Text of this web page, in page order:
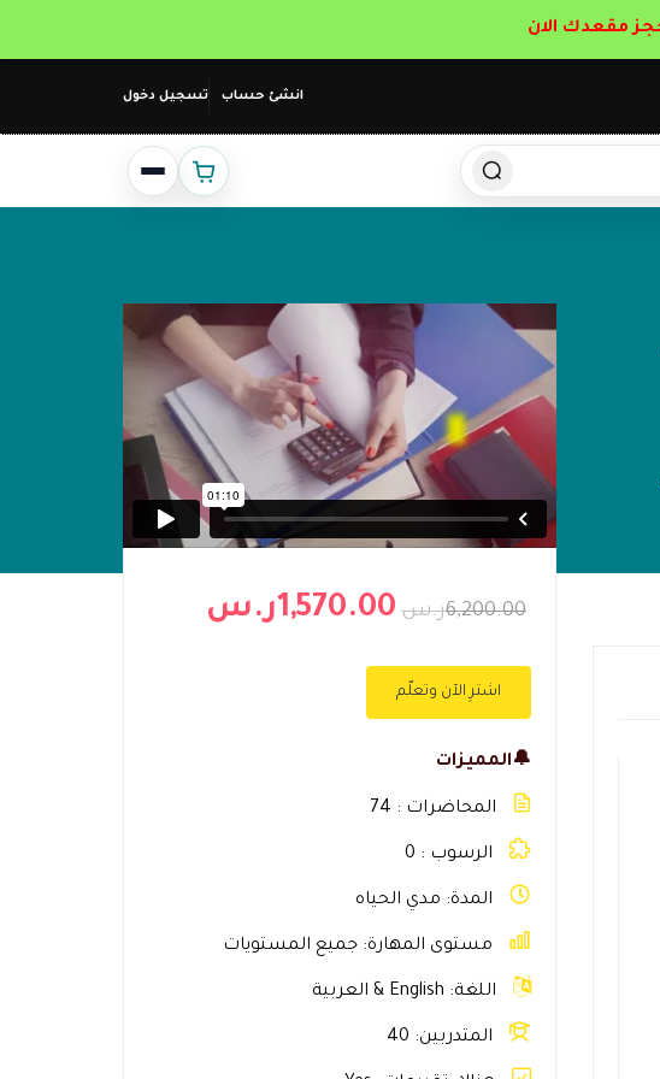
انشئ حساب تسجيل دخول
6,200.00ر.س 1,570.00ر.س
اشترِ الآن وتعلّم
🔔المميزات
المحاضرات 74
الرسوب 0
المدة مدي الحياه
مستوى المهارة جميع المستويات
اللغة English & العربية
المتدربين 40